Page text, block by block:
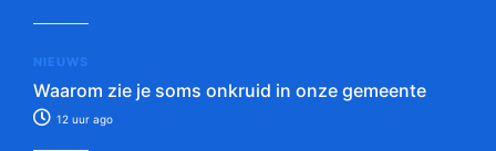
NIEUWS
Waarom zie je soms onkruid in onze gemeente
12 uur ago